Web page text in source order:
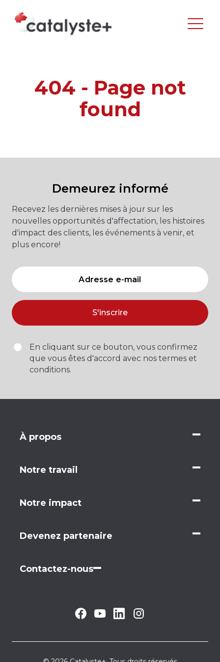
404 - Page not
found
Demeurez informé
Recevez les dernières mises à jour sur les
nouvelles opportunités d'affectation, les histoires
d'impact des clients, les événements à venir, et
plus encore!
S'inscrire
En cliquant sur ce bouton, vous confirmez
que vous êtes d'accord avec nos termes et
conditions.
À propos
Notre travail
Notre impact
Devenez partenaire
Contactez-nous